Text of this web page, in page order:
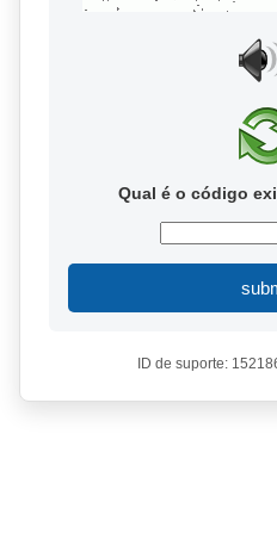
Qual é o código
ID de suporte: